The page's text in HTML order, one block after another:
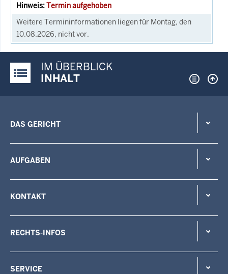
Termin aufgehoben
Weitere Termininformationen liegen für Montag, den
10.08.2026, nicht vor.
Justiz-Portal im Überblick:
IM ÜBERBLICK
INHALT
DAS GERICHT
AUFGABEN
KONTAKT
RECHTS-INFOS
SERVICE